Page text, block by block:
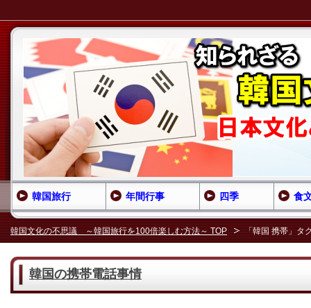
韓国文化の不思議 ～韓国旅行を100倍楽しむ方法～ TOP 「韓国 携帯」タ
韓国の携帯電話事情
韓国旅行 年間行事 四季 食